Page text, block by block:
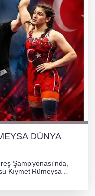
DÜNYA
Şampiyonası'nda,
Kıymet Rümeysa